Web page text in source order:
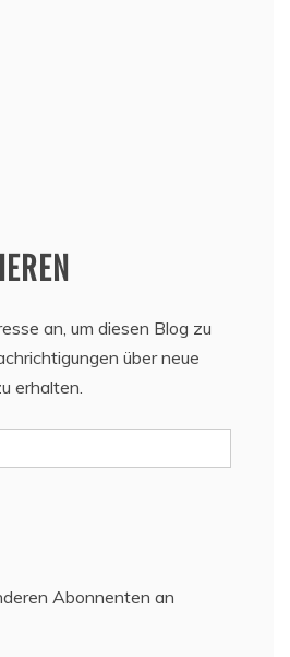
an, um diesen Blog zu
über neue
erhalten.
Abonnenten an